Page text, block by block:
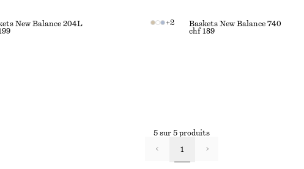
New Balance 204L
+2
Baskets New Balance 740
chf 189
5 sur 5 produits
1